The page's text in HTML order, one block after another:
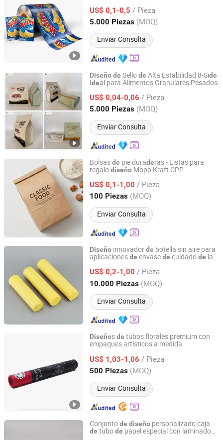
US$ 0,1-0,5 / Pieza
5.000 Piezas (MOQ)
Enviar Consulta
Guangdong, China Desde 2024
Diseñode Sellode Alta Estabilidad 8-Side
Ideal para Alimentos Granulares Pesados
US$ 0,04-0,06 / Pieza
5.000 Piezas (MOQ)
Enviar Consulta
Yishui Union Packing Products Co., Ltd.
Shandong, China Desde 2025
Bolsasde pie duraderas - Listas para
regalodiseño Mopp Kraft CPP
US$ 0,1-1,00 / Pieza
100 Piezas (MOQ)
Enviar Consulta
Zhongshan Dongfeng Town Orient Printing Plastic
Factory
Guangdong, China Desde 2025
Diseño innovadorde botella sin aire para
aplicacionesde envasede cuidadode la
US$ 0,2-1,00 / Pieza
10.000 Piezas (MOQ)
Enviar Consulta
Ningbo Shengxin Import and Export Co., Ltd.
Zhejiang, China Desde 2025
Diseñosde tubos florales premium con
empaques artísticos a medida
US$ 1,03-1,06 / Pieza
500 Piezas (MOQ)
Enviar Consulta
Dongguan Bailuo Gift Box Packaging CO.,LTD
Guangdong, China Desde 2025
Conjuntode diseño personalizado caja
de tubode papel especial con laminado
Dongguan Bailuo Gift Box Packaging CO.,LTD